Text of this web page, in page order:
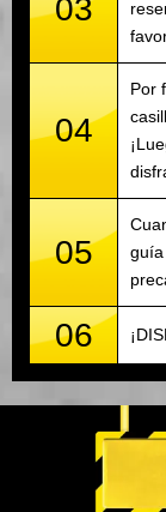
03
04
Por
05
guía
06